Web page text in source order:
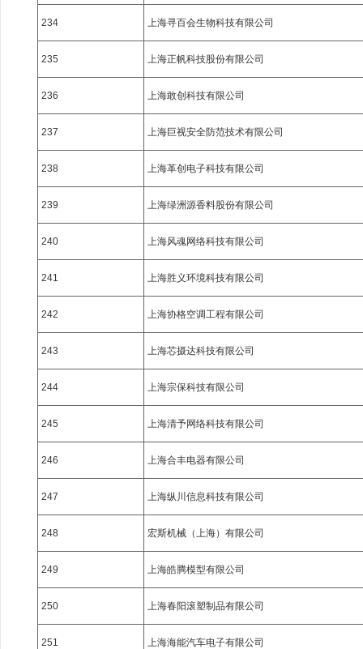
234 上海寻百会生物科技有限公司
235 上海正帆科技股份有限公司
236 上海敢创科技有限公司
237 上海巨视安全防范技术有限公司
238 上海革创电子科技有限公司
239 上海绿洲源香料股份有限公司
240 上海风魂网络科技有限公司
241 上海胜义环境科技有限公司
242 上海协格空调工程有限公司
243 上海芯摄达科技有限公司
244 上海宗保科技有限公司
245 上海清予网络科技有限公司
246 上海合丰电器有限公司
247 上海纵川信息科技有限公司
248 宏斯机械（上海）有限公司
249 上海皓腾模型有限公司
250 上海春阳滚塑制品有限公司
251 上海海能汽车电子有限公司